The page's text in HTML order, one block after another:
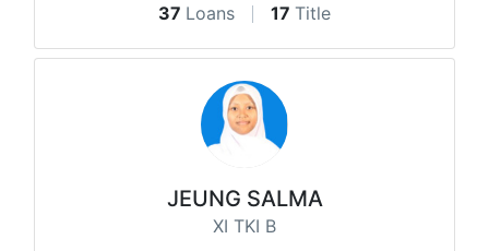
37 Loans 17 Title
JEUNG SALMA
XI TKI B